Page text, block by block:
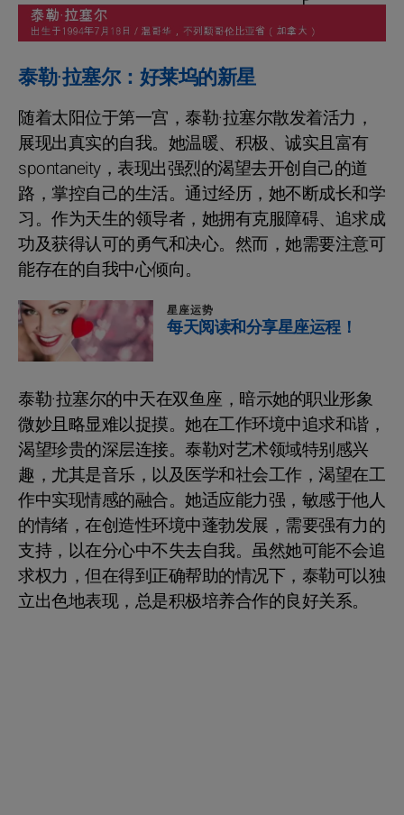
泰勒·拉塞尔：好莱坞的新星
随着太阳位于第一宫，泰勒·拉塞尔散发着活力，
展现出真实的自我。她温暖、积极、诚实且富有
spontaneity，表现出强烈的渴望去开创自己的道
路，掌控自己的生活。通过经历，她不断成长和学
习。作为天生的领导者，她拥有克服障碍、追求成
功及获得认可的勇气和决心。然而，她需要注意可
能存在的自我中心倾向。
星座运势
每天阅读和分享星座运程！
泰勒·拉塞尔的中天在双鱼座，暗示她的职业形象
微妙且略显难以捉摸。她在工作环境中追求和谐，
渴望珍贵的深层连接。泰勒对艺术领域特别感兴
趣，尤其是音乐，以及医学和社会工作，渴望在工
作中实现情感的融合。她适应能力强，敏感于他人
的情绪，在创造性环境中蓬勃发展，需要强有力的
支持，以在分心中不失去自我。虽然她可能不会追
求权力，但在得到正确帮助的情况下，泰勒可以独
立出色地表现，总是积极培养合作的良好关系。